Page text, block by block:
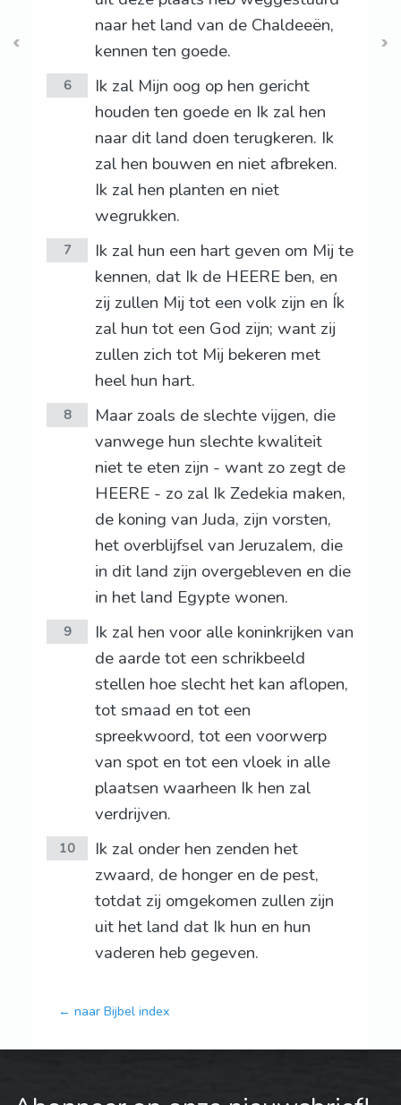
naar het land van de Chaldeeën,
kennen ten goede.
6
Ik zal Mijn oog op hen gericht
houden ten goede en Ik zal hen
naar dit land doen terugkeren. Ik
zal hen bouwen en niet afbreken.
Ik zal hen planten en niet
wegrukken.
7
Ik zal hun een hart geven om Mij te
kennen, dat Ik de HEERE ben, en
zij zullen Mij tot een volk zijn en Ík
zal hun tot een God zijn; want zij
zullen zich tot Mij bekeren met
heel hun hart.
8
Maar zoals de slechte vijgen, die
vanwege hun slechte kwaliteit
niet te eten zijn - want zo zegt de
HEERE - zo zal Ik Zedekia maken,
de koning van Juda, zijn vorsten,
het overblijfsel van Jeruzalem, die
in dit land zijn overgebleven en die
in het land Egypte wonen.
9
Ik zal hen voor alle koninkrijken van
de aarde tot een schrikbeeld
stellen hoe slecht het kan aflopen,
tot smaad en tot een
spreekwoord, tot een voorwerp
van spot en tot een vloek in alle
plaatsen waarheen Ik hen zal
verdrijven.
10
Ik zal onder hen zenden het
zwaard, de honger en de pest,
totdat zij omgekomen zullen zijn
uit het land dat Ik hun en hun
vaderen heb gegeven.
← naar Bijbel index